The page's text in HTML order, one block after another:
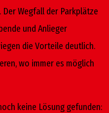
Wegfall der Parkplätze
und Anlieger
die Vorteile deutlich.
wo immer es möglich
keine Lösung gefunden: